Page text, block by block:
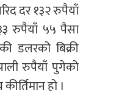
दर १३२ रुपैयाँ
रुपैयाँ ५५ पैसा
डलरको बिक्री
रुपैयाँ पुगेको
हो ।